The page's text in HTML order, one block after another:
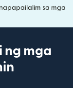
sa mga
ng mga